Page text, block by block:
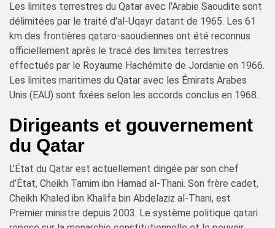
Les limites terrestres du Qatar avec l'Arabie Saoudite sont
délimitées par le traité d'al-Uqayr datant de 1965. Les 61
km des frontières qataro-saoudiennes ont été reconnus
officiellement après le tracé des limites terrestres
effectués par le Royaume Hachémite de Jordanie en 1966.
Les limites maritimes du Qatar avec les Émirats Arabes
Unis (EAU) sont fixées selon les accords conclus en 1968.
Dirigeants et gouvernement
du Qatar
L’État du Qatar est actuellement dirigée par son chef
d’État, Cheikh Tamim ibn Hamad al-Thani. Son frère cadet,
Cheikh Khaled ibn Khalifa bin Abdelaziz al-Thani, est
Premier ministre depuis 2003. Le système politique qatari